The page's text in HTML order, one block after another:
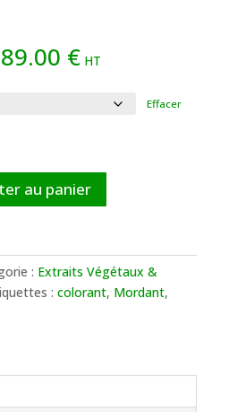
€Plage
de
prix :
21.70 €
HT
Effacer
au panier
: Extraits Végétaux &
: colorant, Mordant,